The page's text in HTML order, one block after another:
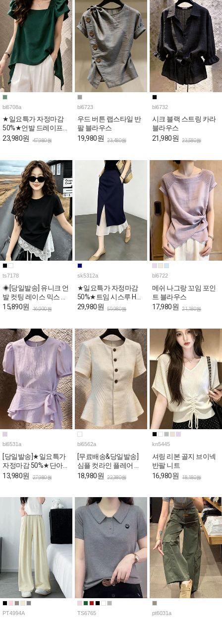
bl6708a
★일요특가 자정마감
50%★언발 드레이프
퍼프 스퀘어 블라우스
23,980원 47,980원
bl6723
우드 버튼 랩스타일 반
팔 블라우스
19,980원 23,480원
bl6732
시크 블랙 스트링 카라
블라우스
21,980원 23,580원
ts7178
◈[당일발송] 유니크 언
발 컷팅 레이스 믹스 슬
림 반팔티
15,890원 16,990원
sk5312a
★일요특가 자정마감
50%★트임 시스루 H라
인 페미닌 스커트
29,980원 59,980원
bl6722
메쉬 나그랑 꼬임 포인
트 블라우스
17,980원 21,180원
bl6531a
[당일발송]★일요특가
자정마감 50%★단아한
퍼플 리본랩 퍼프 블라
13,980원 27,980원
bl6562a
[무료배송&당일발송]
심플 컷라인 플레어 반
팔 블라우스
18,980원 22,380원
kn5445
셔링 리본 골지 브이넥
반팔 니트
16,980원 18,180원
PT4994A TS6765 pt6031a